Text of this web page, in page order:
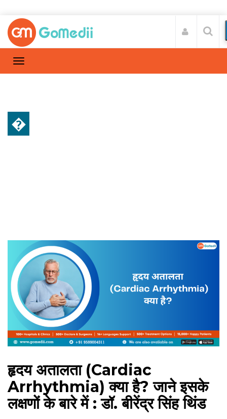
�
हृदय अतालता (Cardiac
Arrhythmia) क्या है? जाने इसके
लक्षणों के बारे में : डॉ. बीरेंद्र सिंह थिंड